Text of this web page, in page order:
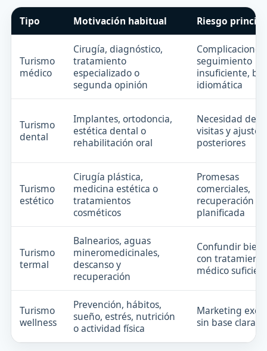
Tipo Motivación habitual Riesgo
Turismo
médico
Cirugía, diagnóstico,
tratamiento
especializado o
segunda opinión
Complicaciones,
seguimiento
insuficiente,
idiomática
Turismo
dental
Implantes, ortodoncia,
estética dental o
rehabilitación oral
Necesidad de
visitas y ajustes
posteriores
Turismo
estético
Cirugía plástica,
medicina estética o
tratamientos
cosméticos
Promesas
comerciales,
recuperación
planificada
Turismo
termal
Balnearios, aguas
mineromedicinales,
descanso y
recuperación
Confundir
con tratamiento
médico
Turismo
wellness
Prevención, hábitos,
sueño, estrés, nutrición
o actividad física
Marketing
sin base clara